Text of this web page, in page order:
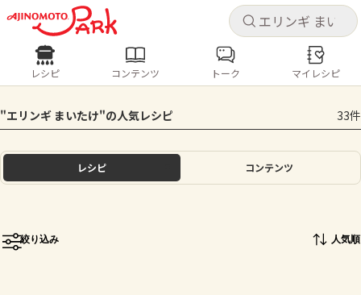
キャ
ログインするとレシピを保存できます
ログイン
ホーム
キャ
レシピ コンテンツ
人気の食材・レシピ
きゅうり なす トマト とうもろこし
ピーマン
レシピ コンテンツ トーク マイレシピ
"エリンギ まいたけ"の人気レシピ 33件
レシピ コンテンツ
絞り込み 人気順